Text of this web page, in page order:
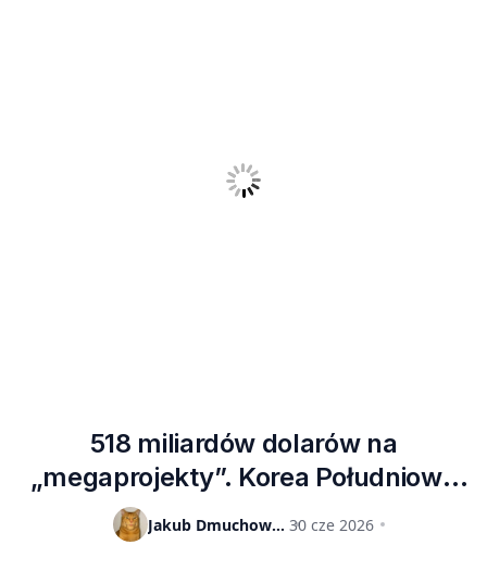
518 miliardów dolarów na
„megaprojekty”. Korea Południowa
inwestuje w półprzewodniki
Jakub Dmuchowski 30 cze 2026